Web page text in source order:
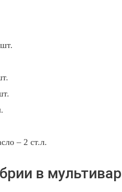
– 2 ст.л.
в